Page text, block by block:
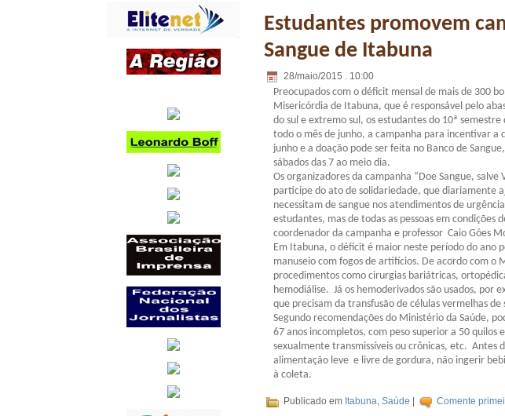
Estudantes promovem
Sangue de Itabuna
28/maio/2015 . 10:00
Preocupados com o déficit mensal de mais de 300
Misericórdia de Itabuna, que é responsável pelo
do sul e extremo sul, os estudantes do 10ª
todo o mês de junho, a campanha para incentivar a
junho e a doação pode ser feita no Banco de
sábados das 7 ao meio dia.
Os organizadores da campanha “Doe Sangue,
participe do ato de solidariedade, que diariamente
necessitam de sangue nos atendimentos de
estudantes, mas de todas as pessoas em condições
coordenador da campanha e professor Caio Góes
Em Itabuna, o déficit é maior neste período do ano
manuseio com fogos de artifícios. De acordo com o
procedimentos como cirurgias bariátricas,
hemodiálise. Já os hemoderivados são usados,
que precisam da transfusão de células vermelhas de
Segundo recomendações do Ministério da Saúde,
67 anos incompletos, com peso superior a 50 quilos
sexualmente transmissíveis ou crônicas, etc. Antes
alimentação leve e livre de gordura, não ingerir
à coleta.
Publicado em Itabuna, Saúde Comente